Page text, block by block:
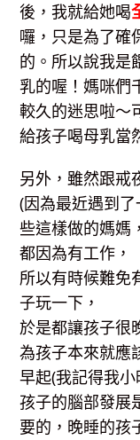
後，我就給她喝
囉，只是為了確
的。所以說我是
乳的喔！媽咪們
較久的迷思啦～
給孩子喝母乳當
另外，雖然跟戒
(因為最近遇到了
些這樣做的媽媽
都因為有工作，
所以有時候難免
子玩一下，
於是都讓孩子很
為孩子本來就應
早起(我記得我
孩子的腦部發展
要的，晚睡的孩